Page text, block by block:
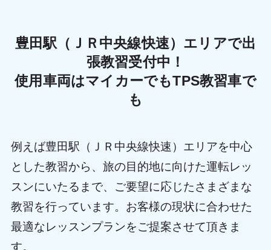
豊田駅（ＪＲ中央線快速）エリアで出
張教習受付中！
使用車両はマイカーでもTPS教習車で
も
例えば豊田駅（ＪＲ中央線快速）エリアを中心
とした教習から、旅の目的地に向けた運転レッ
スンにいたるまで、ご要望に応じたさまざまな
教習を行っています。お客様の現状に合わせた
最適なレッスンプランをご提案させて頂きま
す。